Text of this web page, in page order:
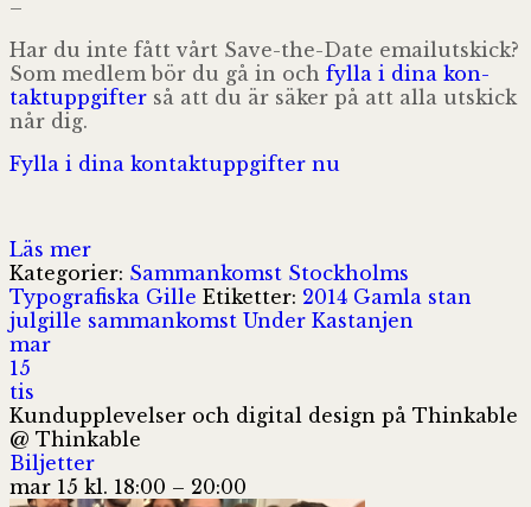
–
Har du inte fått vårt Save-the-Date emailut­skick?
Som med­lem bör du gå in och fylla i dina kon­
takt­upp­gif­ter så att du är säker på att alla utskick
når dig.
Fylla i dina kon­takt­upp­gif­ter nu
Läs mer
Kategorier: Sammankomst Stockholms
Typografiska Gille Etiketter: 2014 Gamla stan
julgille sammankomst Under Kastanjen
mar
15
tis
Kundupplevelser och digital design på Thinkable
@ Thinkable
Biljetter
mar 15 kl. 18:00 – 20:00